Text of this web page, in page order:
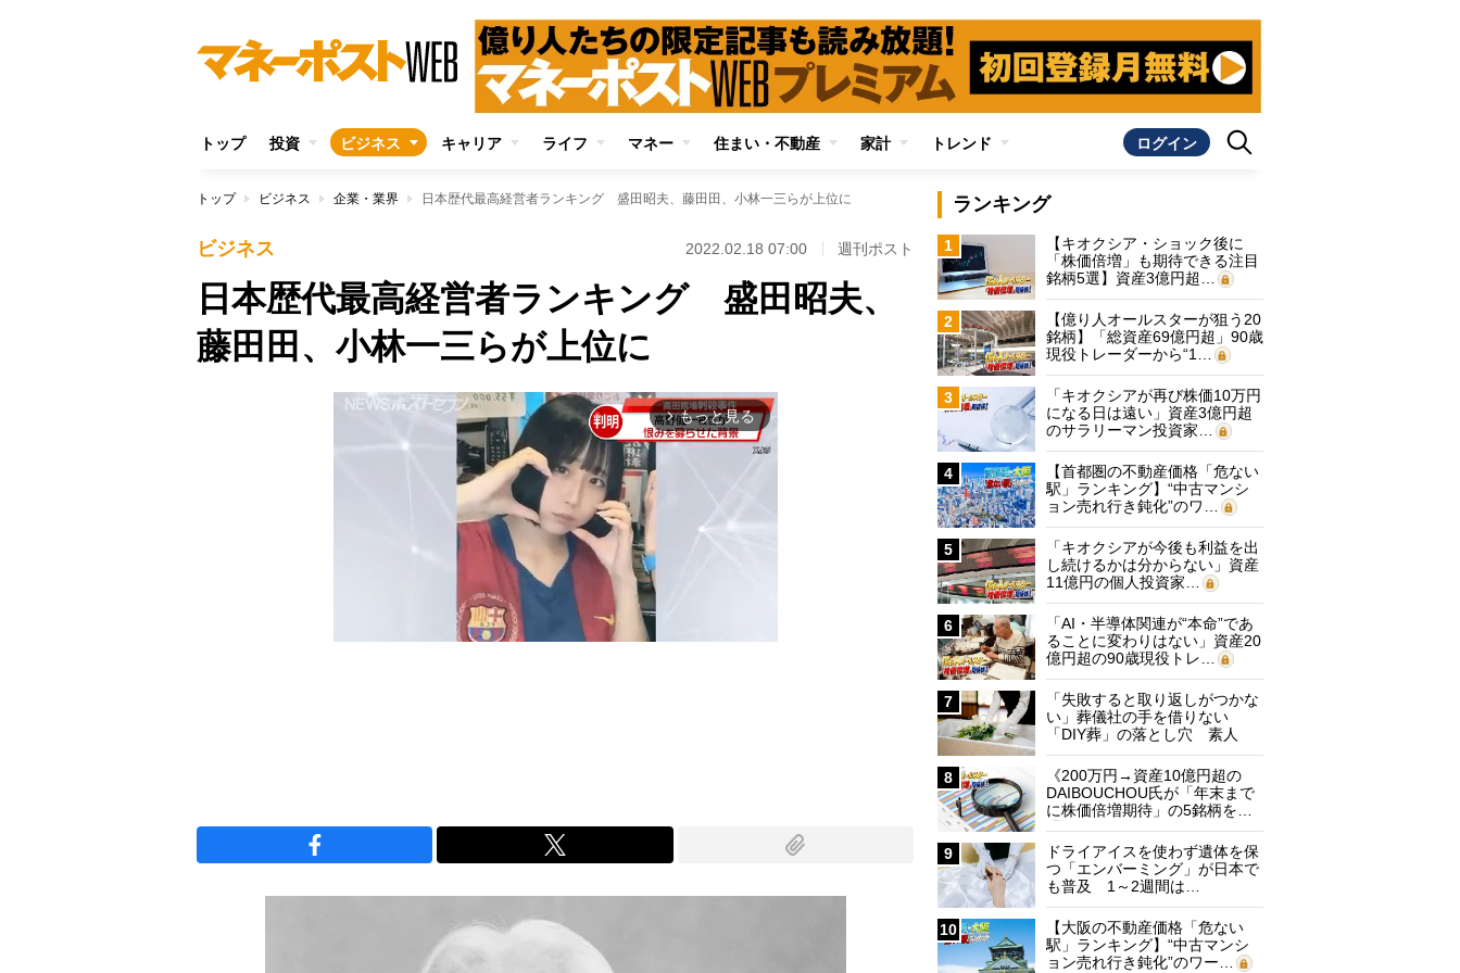
トップ 投資 ビジネス キャリア ライフ マネー 住まい・不動産 家計 トレンド ログイン
トップ ビジネス 企業・業界 日本歴代最高経営者ランキング 盛田昭夫、藤田田、小林一三らが上位に
ビジネス 2022.02.18 07:00 週刊ポスト
日本歴代最高経営者ランキング 盛田昭夫、
藤田田、小林一三らが上位に
arrow_forward_ios もっと見る
ランキング
1
【キオクシア・ショック後に
「株価倍増」も期待できる注目
銘柄5選】資産3億円超…
2
【億り人オールスターが狙う20
銘柄】「総資産69億円超」90歳
現役トレーダーから“1…
3
「キオクシアが再び株価10万円
になる日は遠い」資産3億円超
のサラリーマン投資家…
4
【首都圏の不動産価格「危ない
駅」ランキング】“中古マンシ
ョン売れ行き鈍化”のワ…
5
「キオクシアが今後も利益を出
し続けるかは分からない」資産
11億円の個人投資家…
6
「AI・半導体関連が“本命”であ
ることに変わりはない」資産20
億円超の90歳現役トレ…
7
「失敗すると取り返しがつかな
い」葬儀社の手を借りない
「DIY葬」の落とし穴 素人
に…
8
《200万円→資産10億円超の
DAIBOUCHOU氏が「年末まで
に株価倍増期待」の5銘柄を…
9
ドライアイスを使わず遺体を保
つ「エンバーミング」が日本で
も普及 1～2週間は…
10
【大阪の不動産価格「危ない
駅」ランキング】“中古マンシ
ョン売れ行き鈍化”のワー…